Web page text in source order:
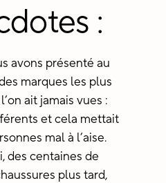
:
avons présenté au
marques les plus
ait jamais vues :
et cela mettait
mal à l’aise.
des centaines de
plus tard,
MM
vendues dans
depuis notre
en 2002
où les Crocs
vendues
le monde entier,
siège de l’entreprise,
et les centres
de vente au détail